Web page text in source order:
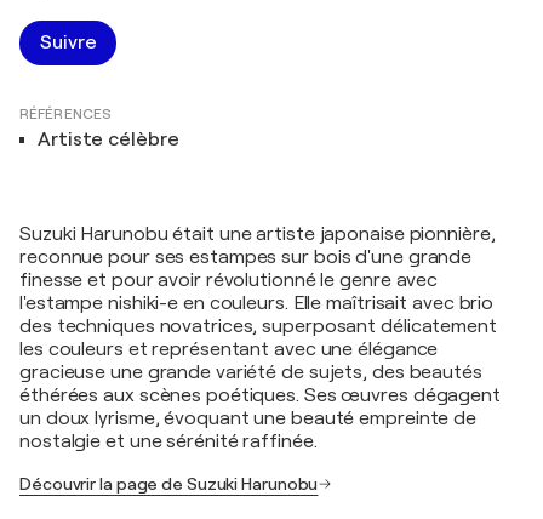
Suivre
RÉFÉRENCES
Artiste célèbre
Suzuki Harunobu était une artiste japonaise pionnière,
reconnue pour ses estampes sur bois d'une grande
finesse et pour avoir révolutionné le genre avec
l'estampe nishiki-e en couleurs. Elle maîtrisait avec brio
des techniques novatrices, superposant délicatement
les couleurs et représentant avec une élégance
gracieuse une grande variété de sujets, des beautés
éthérées aux scènes poétiques. Ses œuvres dégagent
un doux lyrisme, évoquant une beauté empreinte de
nostalgie et une sérénité raffinée.
Découvrir la page de Suzuki Harunobu